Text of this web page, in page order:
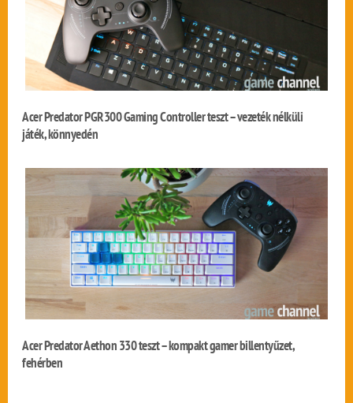
Acer Predator PGR300 Gaming Controller teszt – vezeték nélküli
játék, könnyedén
Acer Predator Aethon 330 teszt – kompakt gamer billentyűzet,
fehérben